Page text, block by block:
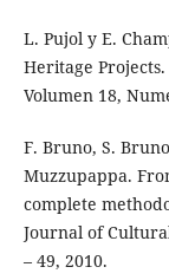
L. Pujol y E.
Heritage
Volumen 18,
F. Bruno, S.
Muzzupappa.
complete
Journal of
– 49, 2010.